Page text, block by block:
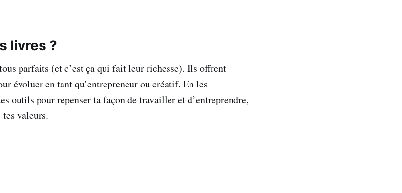
livres ?
parfaits (et c’est ça qui fait leur richesse). Ils offrent
évoluer en tant qu’entrepreneur ou créatif. En les
outils pour repenser ta façon de travailler et d’entreprendre,
valeurs.